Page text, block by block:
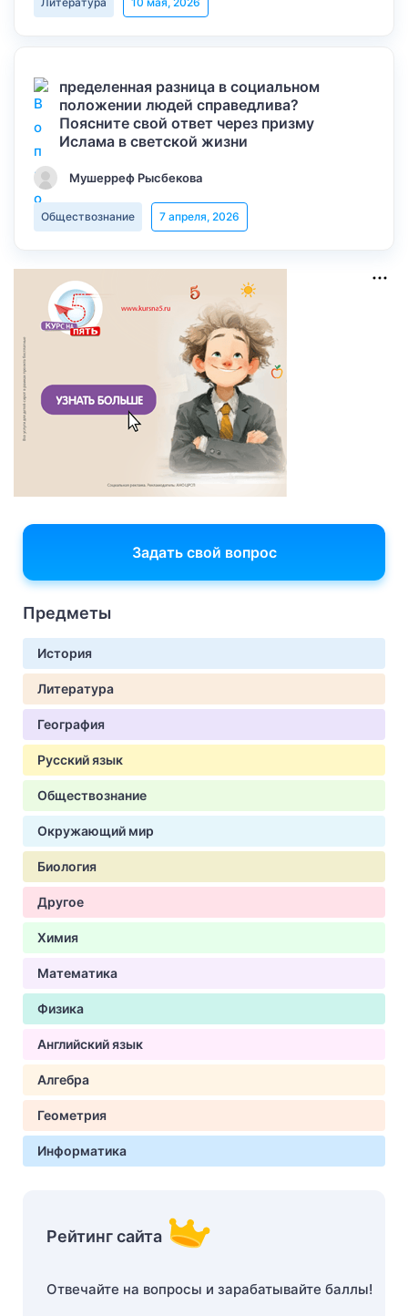
пределенная разница в социальном
положении людей справедлива?
Поясните свой ответ через призму
Ислама в светской жизни
Мушерреф Рысбекова
Обществознание 7 апреля, 2026
Задать свой вопрос
Предметы
История
Литература
География
Русский язык
Обществознание
Окружающий мир
Биология
Другое
Химия
Математика
Физика
Английский язык
Алгебра
Геометрия
Информатика
Рейтинг сайта
Отвечайте на вопросы и зарабатывайте баллы!